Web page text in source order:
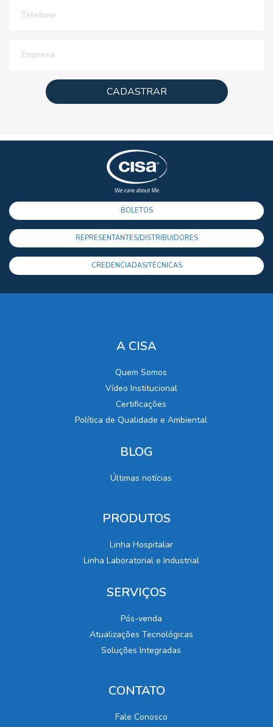
CADASTRAR
BOLETOS
REPRESENTANTES/DISTRIBUIDORES
CREDENCIADAS/TÉCNICAS
A CISA
Quem Somos
Vídeo Institucional
Certificações
Política de Qualidade e Ambiental
BLOG
Últimas notícias
PRODUTOS
Linha Hospitalar
Linha Laboratorial e Industrial
SERVIÇOS
Pós-venda
Atualizações Tecnológicas
Soluções Integradas
CONTATO
Fale Conosco